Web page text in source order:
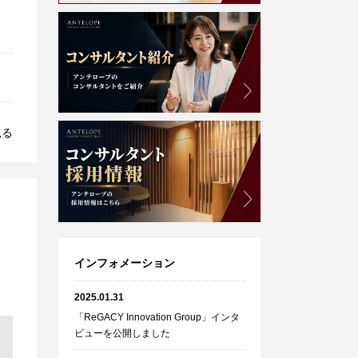
インフォメーション
2025.01.31
「ReGACY Innovation Group」インタ
ビューを公開しました